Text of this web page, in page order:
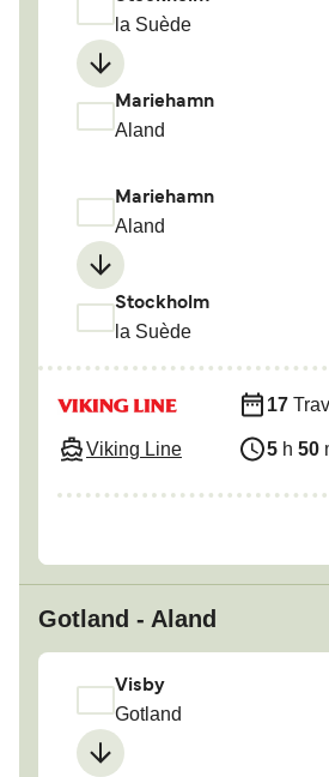
la Suède
Mariehamn
Aland
Mariehamn
Aland
Stockholm
la Suède
Viking Line
17
5 h 50
Gotland - Aland
Visby
Gotland